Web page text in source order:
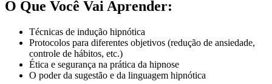
O Que Você Vai Aprender:
Técnicas de indução hipnótica
Protocolos para diferentes objetivos (redução de ansiedade,
controle de hábitos, etc.)
Ética e segurança na prática da hipnose
O poder da sugestão e da linguagem hipnótica